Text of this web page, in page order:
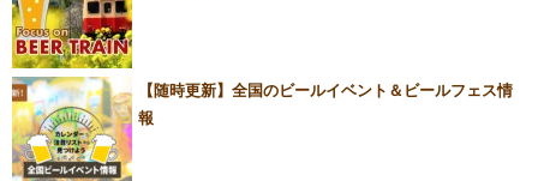
【随時更新】全国のビールイベント＆ビールフェス情
報